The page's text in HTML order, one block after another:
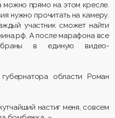
можно прямо на этом кресле.
нужно прочитать на камеру.
участник сможет найти
А после марафона все
в единую видео-
области Роман
настиг меня, совсем